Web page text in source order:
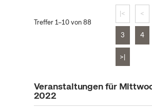
Treffer 1–10 von 88
|< <
3 4
>|
Veranstaltungen für
2022